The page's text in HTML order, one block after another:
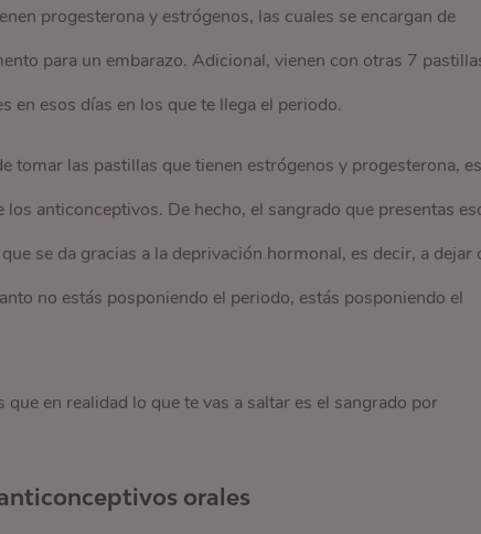
progesterona y estrógenos, las cuales se encargan de
para un embarazo. Adicional, vienen con otras 7
en esos días en los que te llega el periodo.
tomar las pastillas que tienen estrógenos y progesterona, es
anticonceptivos. De hecho, el sangrado que presentas
se da gracias a la deprivación hormonal, es decir, a dejar
no estás posponiendo el periodo, estás posponiendo el
en realidad lo que te vas a saltar es el sangrado por
orales